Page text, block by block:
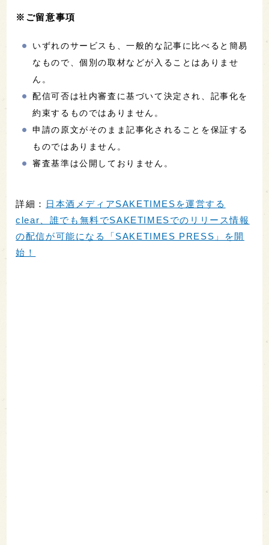
※ご留意事項
いずれのサービスも、一般的な記事に比べると簡易
なもので、個別の取材などが入ることはありませ
ん。
配信可否は社内審査に基づいて決定され、記事化を
約束するものではありません。
申請の原文がそのまま記事化されることを保証する
ものではありません。
審査基準は公開しておりません。
詳細：
日本酒メディアSAKETIMESを運営する
clear、誰でも無料でSAKETIMESでのリリース情報
の配信が可能になる「SAKETIMES PRESS」を開
始！